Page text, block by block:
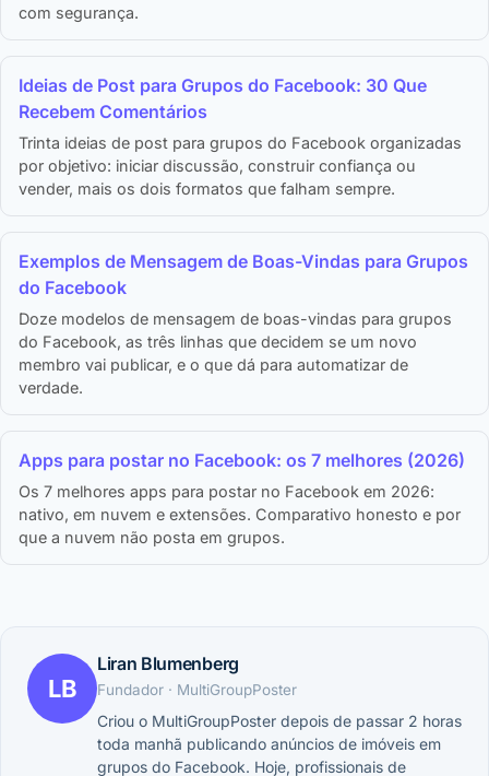
com segurança.
Ideias de Post para Grupos do Facebook: 30 Que
Recebem Comentários
Trinta ideias de post para grupos do Facebook organizadas
por objetivo: iniciar discussão, construir confiança ou
vender, mais os dois formatos que falham sempre.
Exemplos de Mensagem de Boas-Vindas para Grupos
do Facebook
Doze modelos de mensagem de boas-vindas para grupos
do Facebook, as três linhas que decidem se um novo
membro vai publicar, e o que dá para automatizar de
verdade.
Apps para postar no Facebook: os 7 melhores (2026)
Os 7 melhores apps para postar no Facebook em 2026:
nativo, em nuvem e extensões. Comparativo honesto e por
que a nuvem não posta em grupos.
LB
Liran Blumenberg
Fundador · MultiGroupPoster
Criou o MultiGroupPoster depois de passar 2 horas
toda manhã publicando anúncios de imóveis em
grupos do Facebook. Hoje, profissionais de